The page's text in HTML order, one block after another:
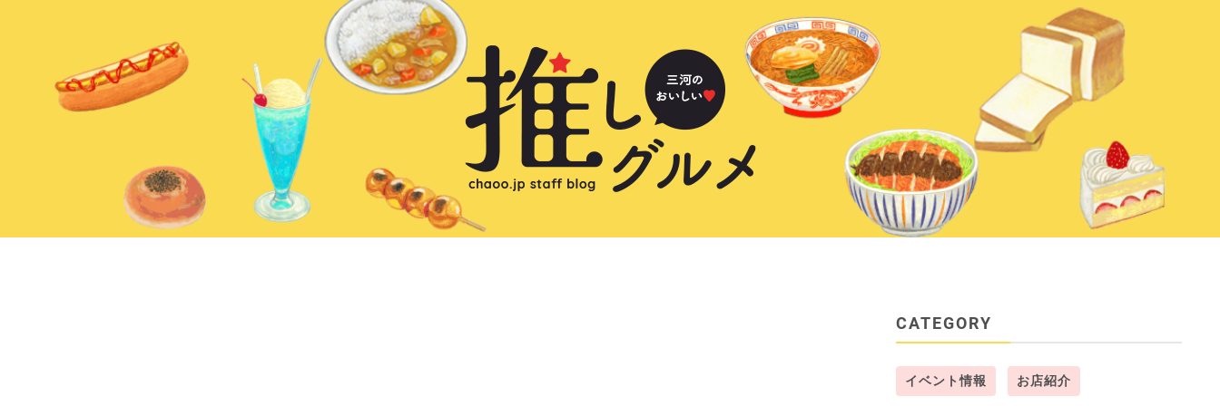
CATEGORY
イベント情報 お店紹介